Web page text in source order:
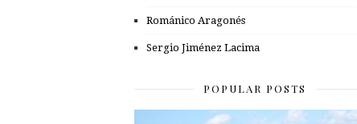
Románico Aragonés
Sergio Jiménez Lacima
POPULAR POSTS